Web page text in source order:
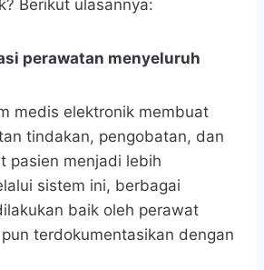
Berikut ulasannya:
perawatan menyeluruh
medis elektronik membuat
tindakan, pengobatan, dan
pasien menjadi lebih
sistem ini, berbagai
baik oleh perawat
terdokumentasikan dengan